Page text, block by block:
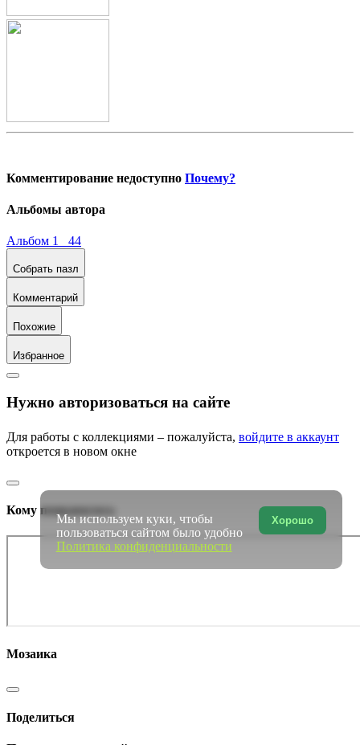
Комментирование недоступно Почему?
Альбомы автора
Альбом 1 44
Собрать пазл
Комментарий
Похожие
Избранное
Нужно авторизоваться на сайте
Для работы с коллекциями – пожалуйста, войдите в аккаунт
откроется в новом окне
Кому понравилось
Мозаика
Поделиться
Хорошо
Мы используем куки, чтобы
пользоваться сайтом было удобно
Политика конфиденциальности